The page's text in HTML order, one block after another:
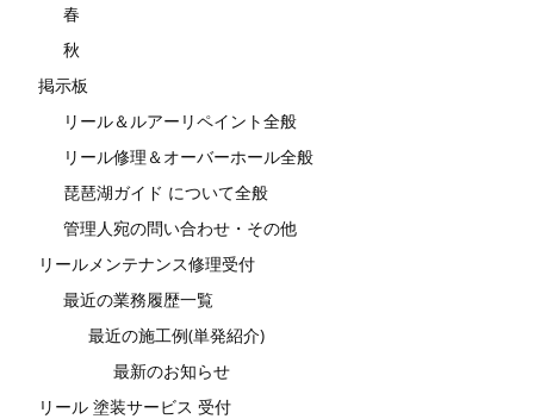
春
秋
掲示板
リール＆ルアーリペイント全般
リール修理＆オーバーホール全般
琵琶湖ガイド について全般
管理人宛の問い合わせ・その他
リールメンテナンス修理受付
最近の業務履歴一覧
最近の施工例(単発紹介)
最新のお知らせ
リール 塗装サービス 受付